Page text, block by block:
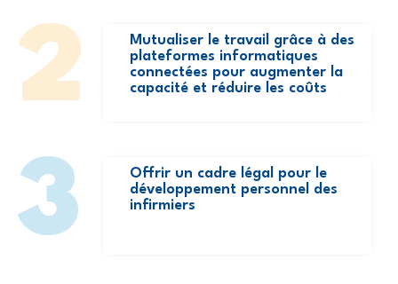
2
Mutualiser le travail grâce à des
plateformes informatiques
connectées pour augmenter la
capacité et réduire les coûts
3
Offrir un cadre légal pour le
développement personnel des
infirmiers